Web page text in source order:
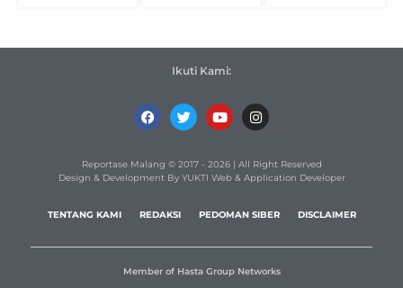
Ikuti Kami:
Reportase Malang © 2017 - 2026 | All Right Reserved
Design & Development By YUKTI Web & Application Developer
TENTANG KAMI REDAKSI PEDOMAN SIBER DISCLAIMER
Member of Hasta Group Networks